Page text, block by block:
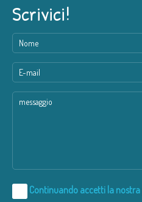
Scrivici!
Continuando accetti la nostra